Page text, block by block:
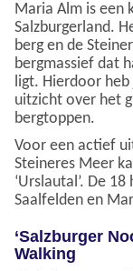
Maria Alm is een
Salzburgerland.
berg en de
bergmassief dat
ligt. Hierdoor
uitzicht over het
bergtoppen.
Voor een actief
Steineres Meer
‘Urslautal’. De
Saalfelden en
‘Salzburger
Walking